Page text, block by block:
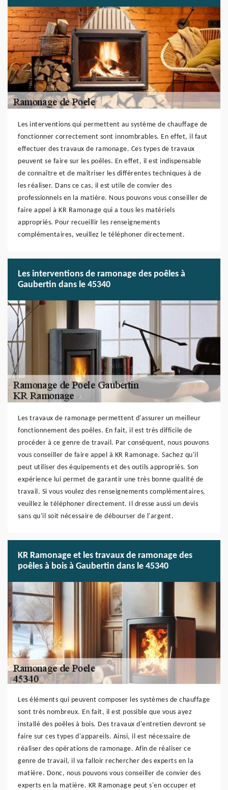
Les interventions qui permettent au système de chauffage de
fonctionner correctement sont innombrables. En effet, il faut
effectuer des travaux de ramonage. Ces types de travaux
peuvent se faire sur les poêles. En effet, il est indispensable
de connaître et de maîtriser les différentes techniques à de
les réaliser. Dans ce cas, il est utile de convier des
professionnels en la matière. Nous pouvons vous conseiller de
faire appel à KR Ramonage qui a tous les matériels
appropriés. Pour recueillir les renseignements
complémentaires, veuillez le téléphoner directement.
Les interventions de ramonage des poêles à
Gaubertin dans le 45340
Les travaux de ramonage permettent d'assurer un meilleur
fonctionnement des poêles. En fait, il est très difficile de
procéder à ce genre de travail. Par conséquent, nous pouvons
vous conseiller de faire appel à KR Ramonage. Sachez qu'il
peut utiliser des équipements et des outils appropriés. Son
expérience lui permet de garantir une très bonne qualité de
travail. Si vous voulez des renseignements complémentaires,
veuillez le téléphoner directement. Il dresse aussi un devis
sans qu'il soit nécessaire de débourser de l'argent.
KR Ramonage et les travaux de ramonage des
poêles à bois à Gaubertin dans le 45340
Les éléments qui peuvent composer les systèmes de chauffage
sont très nombreux. En fait, il est possible que vous ayez
installé des poêles à bois. Des travaux d'entretien devront se
faire sur ces types d'appareils. Ainsi, il est nécessaire de
réaliser des opérations de ramonage. Afin de réaliser ce
genre de travail, il va falloir rechercher des experts en la
matière. Donc, nous pouvons vous conseiller de convier des
experts en la matière. KR Ramonage peut s'en occuper et